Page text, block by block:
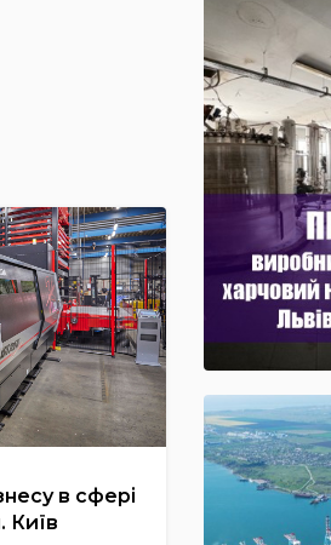
в сфері
Київ